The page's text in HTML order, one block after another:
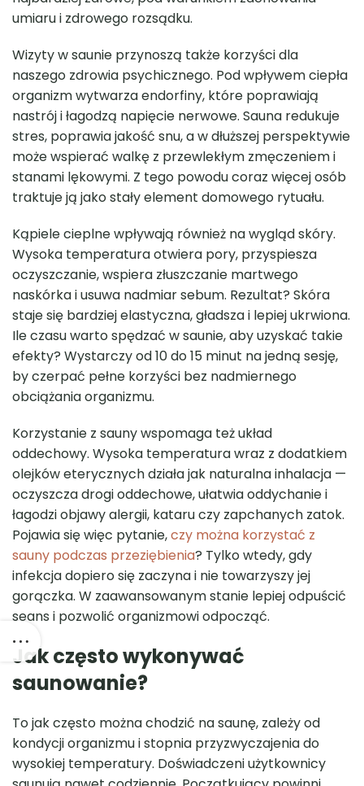
umiaru i zdrowego rozsądku.
Wizyty w saunie przynoszą także korzyści dla
naszego zdrowia psychicznego. Pod wpływem ciepła
organizm wytwarza endorfiny, które poprawiają
nastrój i łagodzą napięcie nerwowe. Sauna redukuje
stres, poprawia jakość snu, a w dłuższej perspektywie
może wspierać walkę z przewlekłym zmęczeniem i
stanami lękowymi. Z tego powodu coraz więcej osób
traktuje ją jako stały element domowego rytuału.
Kąpiele cieplne wpływają również na wygląd skóry.
Wysoka temperatura otwiera pory, przyspiesza
oczyszczanie, wspiera złuszczanie martwego
naskórka i usuwa nadmiar sebum. Rezultat? Skóra
staje się bardziej elastyczna, gładsza i lepiej ukrwiona.
Ile czasu warto spędzać w saunie, aby uzyskać takie
efekty? Wystarczy od 10 do 15 minut na jedną sesję,
by czerpać pełne korzyści bez nadmiernego
obciążania organizmu.
Korzystanie z sauny wspomaga też układ
oddechowy. Wysoka temperatura wraz z dodatkiem
olejków eterycznych działa jak naturalna inhalacja —
oczyszcza drogi oddechowe, ułatwia oddychanie i
łagodzi objawy alergii, kataru czy zapchanych zatok.
Pojawia się więc pytanie,czy można korzystać z
sauny podczas przeziębienia? Tylko wtedy, gdy
infekcja dopiero się zaczyna i nie towarzyszy jej
gorączka. W zaawansowanym stanie lepiej odpuścić
seans i pozwolić organizmowi odpocząć.
Jak często wykonywać
saunowanie?
To jak często można chodzić na saunę, zależy od
kondycji organizmu i stopnia przyzwyczajenia do
wysokiej temperatury. Doświadczeni użytkownicy